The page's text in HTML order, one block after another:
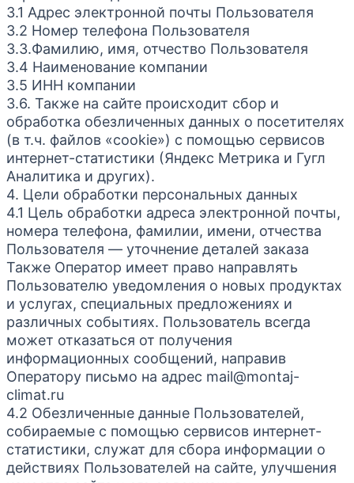
3.1 Адрес электронной почты Пользователя
3.2 Номер телефона Пользователя
3.3.Фамилию, имя, отчество Пользователя
3.4 Наименование компании
3.5 ИНН компании
3.6. Также на сайте происходит сбор и
обработка обезличенных данных о посетителях
(в т.ч. файлов «cookie») с помощью сервисов
интернет-статистики (Яндекс Метрика и Гугл
Аналитика и других).
4. Цели обработки персональных данных
4.1 Цель обработки адреса электронной почты,
номера телефона, фамилии, имени, отчества
Пользователя — уточнение деталей заказа
Также Оператор имеет право направлять
Пользователю уведомления о новых продуктах
и услугах, специальных предложениях и
различных событиях. Пользователь всегда
может отказаться от получения
информационных сообщений, направив
Оператору письмо на адрес mail@montaj-
climat.ru
4.2 Обезличенные данные Пользователей,
собираемые с помощью сервисов интернет-
статистики, служат для сбора информации о
действиях Пользователей на сайте, улучшения